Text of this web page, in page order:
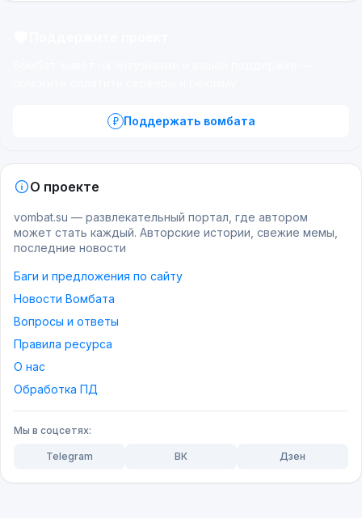
Поддержать вомбата
О проекте
vombat.su — развлекательный портал, где автором
может стать каждый. Авторские истории, свежие мемы,
последние новости
Баги и предложения по сайту
Новости Вомбата
Вопросы и ответы
Правила ресурса
О нас
Обработка ПД
Мы в соцсетях:
Telegram ВК Дзен